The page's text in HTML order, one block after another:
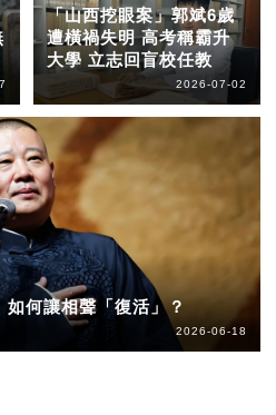
「山西挖眼案」郭斌6歲
遭橫禍失明 高考稱霸升
大學 立志回盲校任教
2026-07-02
何讓相聲「復活」？
2026-06-18